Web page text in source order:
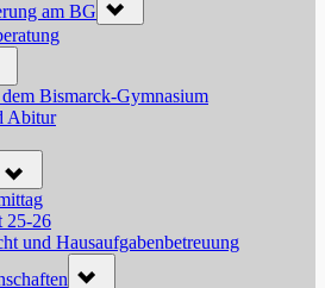
am BG
sub-
Bismarck-Gymnasium
Abitur
sub-
menu
25-26
und Hausaufgabenbetreuung
sub-